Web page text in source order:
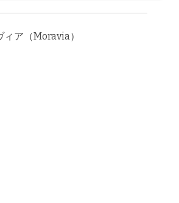
ア（Moravia）